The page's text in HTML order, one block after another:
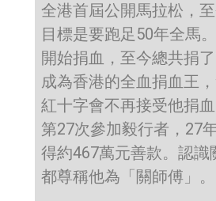
全港首屆公開馬拉松，
目標是要跑足50年全馬
開始捐血，至今總共捐了
成為香港的全血捐血王
紅十字會不再接受他捐
第27次參加毅行者，27
得約467萬元善款。認識
都尊稱他為「關師傅」。